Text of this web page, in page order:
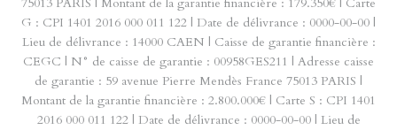
G : CPI 1401 2016 000 011 122 | Date de délivrance : 0000-00-00 |
Lieu de délivrance : 14000 CAEN | Caisse de garantie financière :
CEGC | N° de caisse de garantie : 00958GES211 | Adresse caisse
de garantie : 59 avenue Pierre Mendès France 75013 PARIS |
Montant de la garantie financière : 2.800.000€ | Carte S : CPI 1401
2016 000 011 122 | Date de délivrance : 0000-00-00 | Lieu de